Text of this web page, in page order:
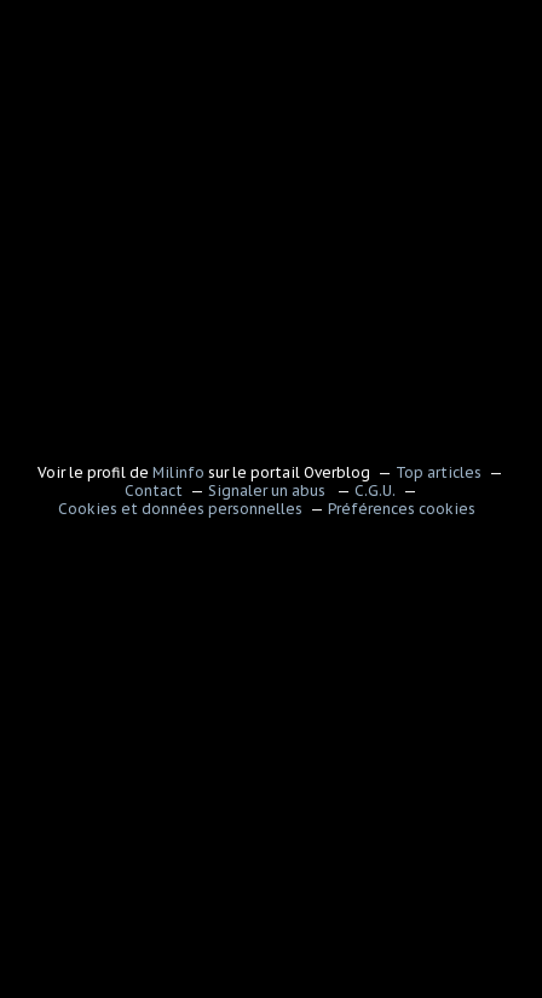
Voir le profil deMilinfo sur le portail Overblog
Top articles
Contact
Signaler un abus
C.G.U.
Cookies et données personnelles
Préférences cookies